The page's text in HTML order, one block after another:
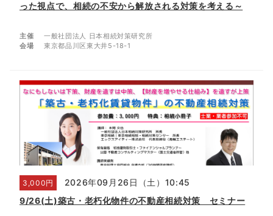
った視点で、相続の不安から解放される対策を考える～
主催
一般社団法人 日本相続対策研究所
会場
東京都品川区東大井5-18-1
3,000円
2026年09月26日（土）10:45
9/26(土)築古・老朽化物件の不動産相続対策 セミナー